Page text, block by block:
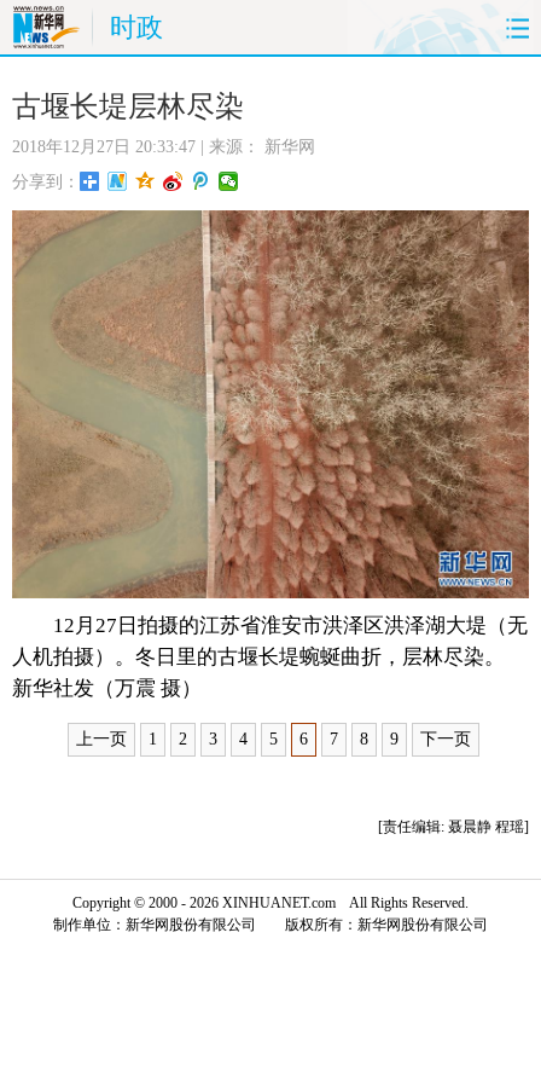
时政
首页 时政
娱乐 体育
时尚 思客 地方 法治
台湾 华人 汽车
科技 能源 房产 公司
视频 彩票 食品
旅游 健康 信息化 数据
金融 公益 军事 无人机
摄影 新华广播
新华电视中文 新华电视英文 返回PC
古堰长堤层林尽染
2018年12月27日 20:33:47 | 来源： 新华网
分享到：
12月27日拍摄的江苏省淮安市洪泽区洪泽湖大堤（无
人机拍摄）。冬日里的古堰长堤蜿蜒曲折，层林尽染。
新华社发（万震 摄）
上一页 1 2 3 4 5 6 7 8 9 下一页
[责任编辑: 聂晨静 程瑶]
Copyright © 2000 - 2026 XINHUANET.com All Rights Reserved.
制作单位：新华网股份有限公司 版权所有：新华网股份有限公司